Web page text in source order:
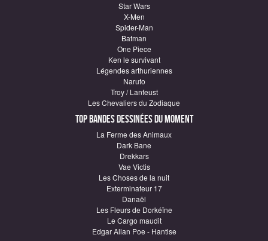
Star Wars
X-Men
Spider-Man
Batman
One Piece
Ken le survivant
Légendes arthuriennes
Naruto
Troy / Lanfeust
Les Chevaliers du Zodiaque
Top Bandes Dessinées du moment
La Ferme des Animaux
Dark Bane
Drekkars
Vae Victis
Les Choses de la nuit
Exterminateur 17
Danaël
Les Fleurs de Dorkéïne
Le Cargo maudit
Edgar Allan Poe - Hantise